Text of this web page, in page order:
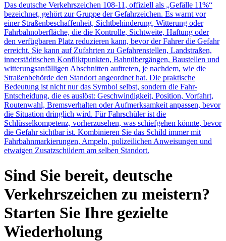
Das deutsche Verkehrszeichen 108-11, offiziell als „Gefälle 11%“
bezeichnet, gehört zur Gruppe der Gefahrzeichen. Es warnt vor
einer Straßenbeschaffenheit, Sichtbehinderung, Witterung oder
Fahrbahnoberfläche, die die Kontrolle, Sichtweite, Haftung oder
den verfügbaren Platz reduzieren kann, bevor der Fahrer die Gefahr
erreicht. Sie kann auf Zufahrten zu Gefahrenstellen, Landstraßen,
innerstädtischen Konfliktpunkten, Bahnübergängen, Baustellen und
witterungsanfälligen Abschnitten auftreten, je nachdem, wie die
Straßenbehörde den Standort angeordnet hat. Die praktische
Bedeutung ist nicht nur das Symbol selbst, sondern die Fahr-
Entscheidung, die es auslöst: Geschwindigkeit, Position, Vorfahrt,
Routenwahl, Bremsverhalten oder Aufmerksamkeit anpassen, bevor
die Situation dringlich wird. Für Fahrschüler ist die
Schlüsselkompetenz, vorherzusehen, was schiefgehen könnte, bevor
die Gefahr sichtbar ist. Kombinieren Sie das Schild immer mit
Fahrbahnmarkierungen, Ampeln, polizeilichen Anweisungen und
etwaigen Zusatzschildern am selben Standort.
Sind Sie bereit, deutsche
Verkehrszeichen zu meistern?
Starten Sie Ihre gezielte
Wiederholung